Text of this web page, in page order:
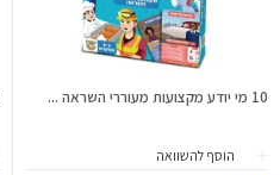
10 מי יודע מקצועות מעוררי השראה ...
הוסף להשוואה